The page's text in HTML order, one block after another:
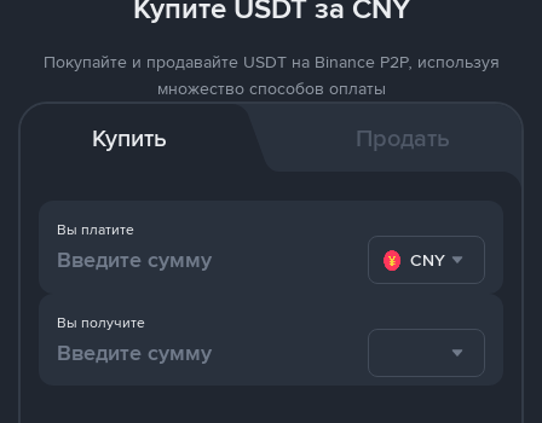
Купите USDT за CNY
Покупайте и продавайте USDT на Binance P2P, используя
множество способов оплаты
Купить Продать
Вы платите
CNY
Вы получите